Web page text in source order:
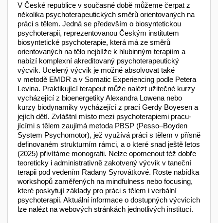
V České republice v současné době můžeme čerpat z
několika psychoterapeutických směrů orientovaných na
práci s tělem. Jedná se především o biosyntetickou
psychoterapii, reprezentovanou Českým institutem
biosyntetické psycho­terapie, která má ze směrů
orientovaných na tělo nejblíže k hlubinným terapiím a
nabízí komplexní akreditovaný psychoterapeutický
výcvik. Ucelený výcvik je možné absolvovat také
v metodě EMDR a v Somatic Experiencing podle Petera
Levina. Praktikující terapeut může nalézt užitečné kurzy
vycházející z bioenergetiky Alexandra Lowena nebo
kurzy biodynamiky vycházející z prací Gerdy Boyesen a
jejích dětí. Zvláštní místo mezi psychoterapiemi pracu­
jícími s tělem zaujímá metoda PBSP (Pesso–Boyden
System Psychomotor), jež využívá práci s tělem v přísně
defino­­vaném strukturním rámci, a o které snad ještě letos
(2025) přivítáme monografii. Nelze opomenout též dobře
teoreticky i administrativně zakotvený výcvik v taneční
terapii pod vedením Radany Syrovátkové. Roste nabídka
workshopů zaměřených na mindfulness nebo focusing,
které poskytují základy pro práci s tělem i verbální
psychoterapii. Aktuální informace o dostupných výcvicích
lze nalézt na webových stránkách jednotlivých institucí.